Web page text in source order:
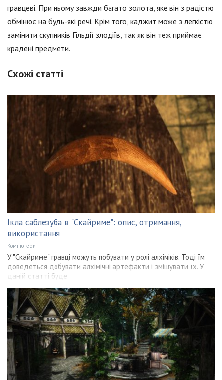
гравцеві. При ньому завжди багато золота, яке він з радістю
обмінює на будь-які речі. Крім того, каджит може з легкістю
замінити скупників Гільдії злодіїв, так як він теж приймає
крадені предмети.
Схожі статті
Ікла саблезуба в "Скайриме": опис, отримання,
використання
Компютери
У "Скайриме" гравці можуть побувати у ролі алхіміків. Тоді їм
доведеться добувати алхімічні артефакти і змішувати їх. У
даній статті буде